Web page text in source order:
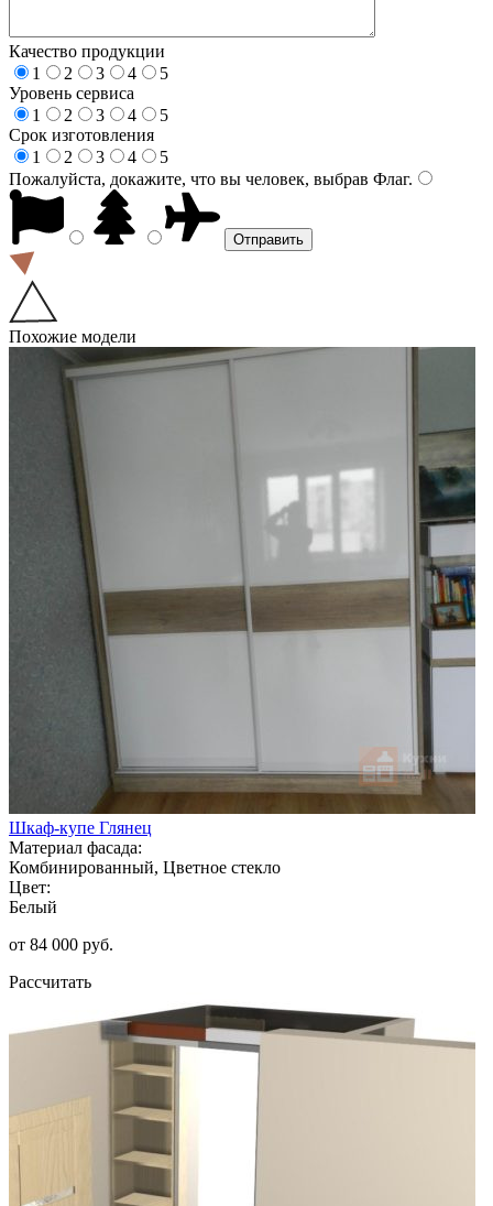
Качество продукции
1
2 3 4
5
Уровень сервиса
1
2 3 4
5
Срок изготовления
1
2 3 4
5
Пожалуйста, докажите, что вы человек, выбрав Флаг.
Похожие модели
Шкаф-купе Глянец
Материал фасада:
Комбинированный, Цветное стекло
Цвет:
Белый
от 84 000 руб.
Рассчитать